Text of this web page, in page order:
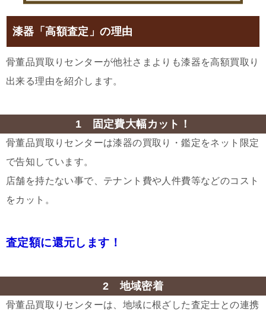
漆器「高額査定」の理由
骨董品買取りセンターが他社さまよりも漆器を高額買取り
出来る理由を紹介します。
1 固定費大幅カット！
骨董品買取りセンターは漆器の買取り・鑑定をネット限定
で告知しています。
店舗を持たない事で、テナント費や人件費等などのコスト
をカット。
査定額に還元します！
2 地域密着
骨董品買取りセンターは、地域に根ざした査定士との連携